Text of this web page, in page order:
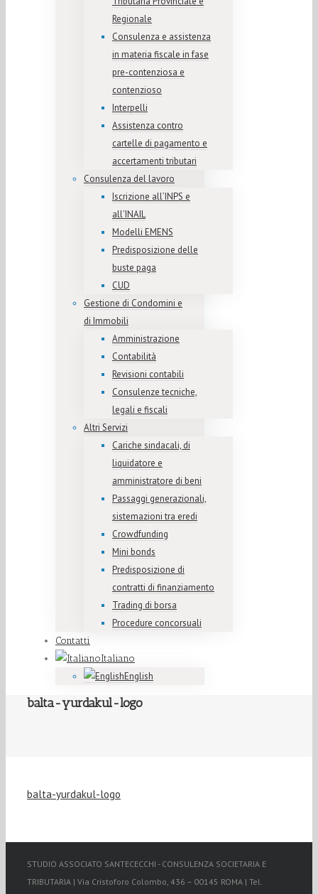
Regionale
Consulenza e assistenza
in materia fiscale in fase
pre-contenziosa e
contenzioso
Interpelli
Assistenza contro
cartelle di pagamento e
accertamenti tributari
Consulenza del lavoro
Iscrizione all’INPS e
all’INAIL
Modelli EMENS
Predisposizione delle
buste paga
CUD
Gestione di Condomini e
di Immobili
Amministrazione
Contabilità
Revisioni contabili
Consulenze tecniche,
legali e fiscali
Altri Servizi
Cariche sindacali, di
liquidatore e
amministratore di beni
Passaggi generazionali,
sistemazioni tra eredi
Crowdfunding
Mini bonds
Predisposizione di
contratti di finanziamento
Trading di borsa
Procedure concorsuali
Contatti
Italiano
English
balta-yurdakul-logo
balta-yurdakul-logo
STUDIO ASSOCIATO SANTECECCHI - CONSULENZA SOCIETARIA E
TRIBUTARIA | Via Cristoforo Colombo, 436 – 00145 ROMA | Tel.